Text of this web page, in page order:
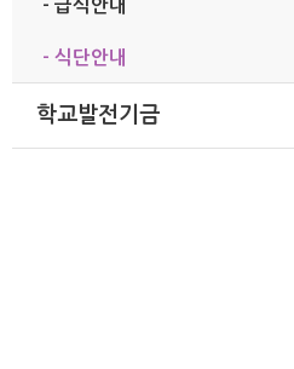
- 급식안내
- 식단안내
학교발전기금